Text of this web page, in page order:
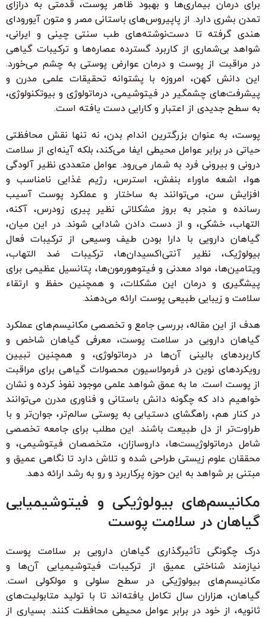
برای درمان بیماری‌ها و بهبود ظاهر پوست، قدمتی به درازای
تمدن بشری دارد. از پاپیروس‌های باستانی مصر و متون آیورودای
هندی گرفته تا دست‌نوشته‌های طب سنتی چینی و ایرانی،
شواهد بی‌شماری از کاربرد گسترده عصاره‌ها و ترکیبات گیاهی
در مراقبت از پوست و درمان عوارض پوستی به چشم می‌خورد.
این دانش کهن، امروزه با پشتوانه تحقیقات علمی مدرن و
پیشرفت‌های چشمگیر در فیتوشیمی، درماتولوژی و بیوتکنولوژی،
به سطح جدیدی از اعتبار و کارایی دست یافته است.
پوست، به عنوان بزرگترین اندام بدن، نه تنها نقش محافظتی
حیاتی در برابر عوامل محیطی ایفا می‌کند، بلکه آینه‌ای از سلامت
درونی و بیرونی فرد به شمار می‌رود. عوامل متعددی نظیر آلودگی
هوا، اشعه ماوراء بنفش، استرس، رژیم غذایی نامناسب و
افزایش سن، می‌توانند به ساختار و عملکرد پوست آسیب
رسانده و منجر به بروز مشکلاتی نظیر پیری زودرس، آکنه،
التهاب، خشکی، و از دست دادن شادابی شوند. در این میان،
گیاهان دارویی با دارا بودن طیف وسیعی از ترکیبات فعال
بیولوژیک، نظیر آنتی‌اکسیدان‌ها، ترکیبات ضد التهاب،
ویتامین‌ها، مواد معدنی و فیتوهورمون‌ها، پتانسیل عظیمی برای
پیشگیری و درمان این مشکلات، و همچنین حفظ و ارتقاء
سلامت و زیبایی طبیعی پوست ارائه می‌دهند.
هدف از این مقاله، بررسی جامع و تخصصی مکانیسم‌های عملکرد
گیاهان دارویی در سلامت پوست، معرفی گیاهان شاخص و
کاربردهای بالینی آن‌ها در درماتولوژی، و همچنین تبیین
رویکردهای نوین در فرمولاسیون محصولات گیاهی برای مراقبت
از پوست است. ما به عمق شواهد علمی موجود نفوذ کرده و نشان
خواهیم داد که چگونه دانش باستانی و فناوری مدرن می‌توانند
در کنار هم، راهگشای دستیابی به پوستی سالم‌تر، جوان‌تر و با
طراوت‌تر از دل طبیعت باشند. این مطلب برای جامعه تخصصی
شامل درماتولوژیست‌ها، داروسازان، متخصصان فیتوشیمی، و
محققان علوم زیستی طراحی شده و تلاش دارد تا نگاهی عمیق و
مبتنی بر شواهد به این حوزه پرکاربرد و رو به رشد ارائه دهد.
مکانیسم‌های بیولوژیکی و فیتوشیمیایی
گیاهان در سلامت پوست
درک چگونگی تأثیرگذاری گیاهان دارویی بر سلامت پوست
نیازمند شناختی عمیق از ترکیبات فیتوشیمیایی آن‌ها و
مکانیسم‌های بیولوژیکی در سطح سلولی و مولکولی است.
گیاهان، هزاران سال تکامل یافته‌اند تا با تولید متابولیت‌های
ثانویه، از خود در برابر عوامل محیطی محافظت کنند. بسیاری از